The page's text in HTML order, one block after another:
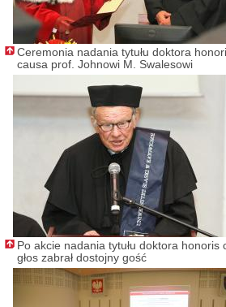
Ceremonia nadania tytułu doktora
causa prof. Johnowi M. Swalesowi
Po akcie nadania tytułu doktora honoris
głos zabrał dostojny gość